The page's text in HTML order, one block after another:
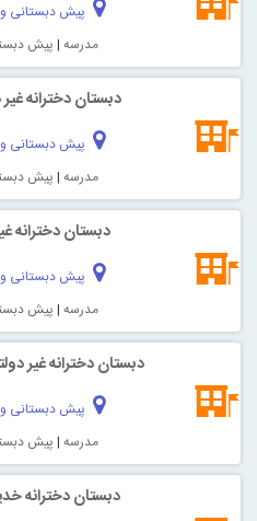
پیش دبستانی
مدرسه | پیش
دبستان دخترانه
پیش دبستانی
مدرسه | پیش
دبستان دخترانه
پیش دبستانی
مدرسه | پیش
دبستان دخترانه غیر
پیش دبستانی
مدرسه | پیش
دبستان دخترانه